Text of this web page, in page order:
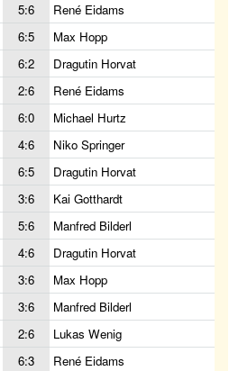
5:6
René Eidams
6:5
Max Hopp
6:2
Dragutin Horvat
2:6
René Eidams
6:0
Michael Hurtz
4:6
Niko Springer
6:5
Dragutin Horvat
3:6
Kai Gotthardt
5:6
Manfred Bilderl
4:6
Dragutin Horvat
3:6
Max Hopp
3:6
Manfred Bilderl
2:6
Lukas Wenig
6:3
René Eidams